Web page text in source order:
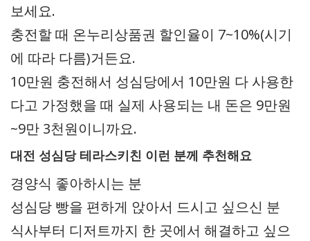
보세요.
충전할 때 온누리상품권 할인율이 7~10%(시기
에 따라 다름)거든요.
10만원 충전해서 성심당에서 10만원 다 사용한
다고 가정했을 때 실제 사용되는 내 돈은 9만원
~9만 3천원이니까요.
대전 성심당 테라스키친 이런 분께 추천해요
경양식 좋아하시는 분
성심당 빵을 편하게 앉아서 드시고 싶으신 분
식사부터 디저트까지 한 곳에서 해결하고 싶으